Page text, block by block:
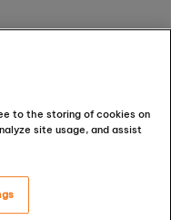
zum Termin kommt und
dass Kumon Europe &
gemäß unserer
sammelt.
to the storing of cookies on
site usage, and assist